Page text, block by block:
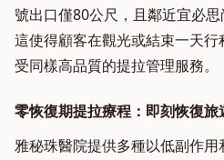
號出口僅80公尺，且鄰近宜必思
這使得顧客在觀光或結束一天
受同樣高品質的提拉管理服務。
零恢復期提拉療程：即刻恢復旅
雅秘珠醫院提供多種以低副作